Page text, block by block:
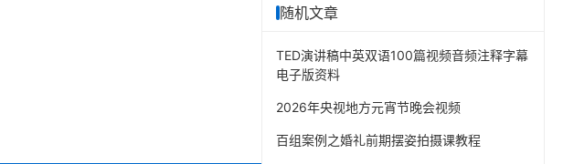
随机文章
TED演讲稿中英双语100篇视频音频注释字幕
电子版资料
2026年央视地方元宵节晚会视频
百组案例之婚礼前期摆姿拍摄课教程